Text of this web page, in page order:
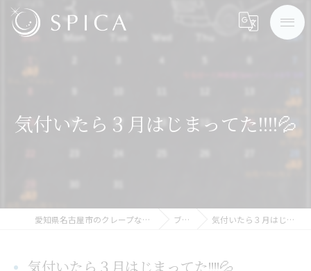
気付いたら３月はじまってた!!!!💦
愛知県名古屋市のクレープなら株式会社SPICA ブログ 気付いたら３月はじまってた!!!!💦